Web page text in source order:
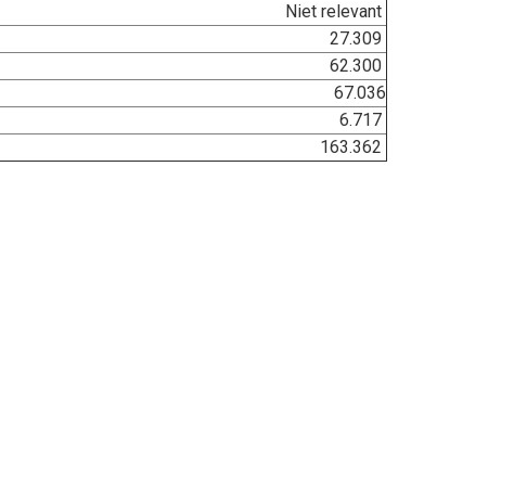
Niet relevant
27.309
62.300
67.036
6.717
163.362